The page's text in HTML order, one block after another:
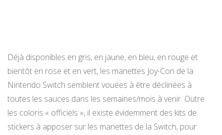
Déjà disponibles en gris, en jaune, en bleu, en rouge et
bientôt en rose et en vert, les manettes Joy-Con de la
Nintendo Switch semblent vouées à être déclinées à
toutes les sauces dans les semaines/mois à venir. Outre
les coloris « officiels », il existe évidemment des kits de
stickers à apposer sur les manettes de la Switch, pour